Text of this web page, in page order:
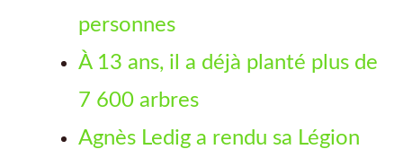
personnes
À 13 ans, il a déjà planté plus de
7 600 arbres
Agnès Ledig a rendu sa Légion